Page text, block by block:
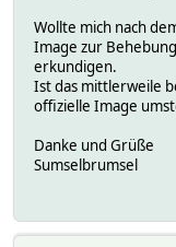
Wollte mich nach
Image zur
erkundigen.
Ist das mittlerweile
offizielle Image
Danke und Grüße
Sumselbrumsel